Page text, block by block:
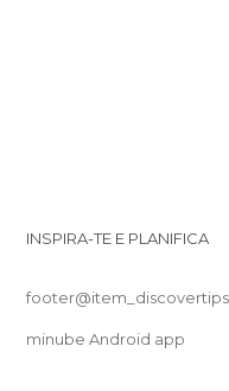
INSPIRA-TE E PLANIFICA
minube Android app